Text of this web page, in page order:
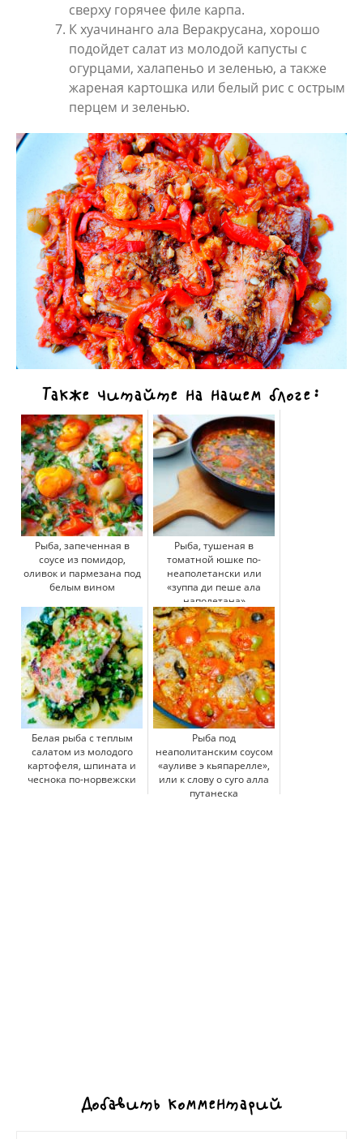
сверху горячее филе карпа.
К хуачинанго ала Веракрусана, хорошо
подойдет салат из молодой капусты с
огурцами, халапеньо и зеленью, а также
жареная картошка или белый рис с острым
перцем и зеленью.
Также читайте на нашем блоге:
Рыба, запеченная в
соусе из помидор,
оливок и пармезана под
белым вином
Рыба, тушеная в
томатной юшке по-
неаполетански или
«зуппа ди пеше ала
наполетана»
Белая рыба с теплым
салатом из молодого
картофеля, шпината и
чеснока по-норвежски
Рыба под
неаполитанским соусом
«ауливе э кьяпарелле»,
или к слову о суго алла
путанеска
Добавить комментарий